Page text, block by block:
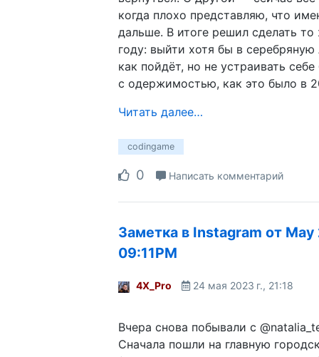
когда плохо представляю, что
дальше. В итоге решил сделать
году: выйти хотя бы в
как пойдёт, но не устраивать
с одержимостью, как это было в
Читать далее…
codingame
0 Написать комментарий
Заметка в Instagram от
09:11PM
4X_Pro 24 мая 2023 г., 21:18
Вчера снова побывали с
Сначала пошли на главную